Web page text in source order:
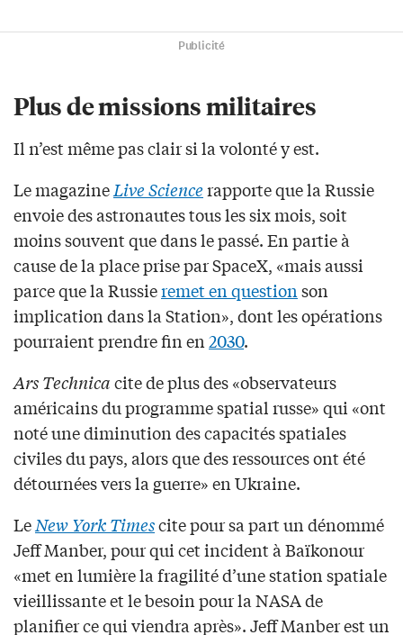
Publicité
Plus de missions militaires
Il n’est même pas clair si la volonté y est.
Le magazineLive Sciencerapporte que la Russie
envoie des astronautes tous les six mois, soit
moins souvent que dans le passé. En partie à
cause de la place prise par SpaceX, «mais aussi
parce que la Russieremet en questionson
implication dans la Station», dont les opérations
pourraient prendre fin en2030.
Ars Technicacite de plus des «observateurs
américains du programme spatial russe» qui «ont
noté une diminution des capacités spatiales
civiles du pays, alors que des ressources ont été
détournées vers la guerre» en Ukraine.
LeNew York Timescite pour sa part un dénommé
Jeff Manber, pour qui cet incident à Baïkonour
«met en lumière la fragilité d’une station spatiale
vieillissante et le besoin pour la NASA de
planifier ce qui viendra après». Jeff Manber est un